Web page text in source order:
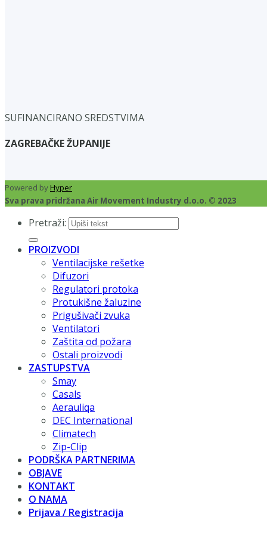
SUFINANCIRANO SREDSTVIMA
ZAGREBAČKE ŽUPANIJE
Powered byHyper
Sva prava pridržana Air Movement Industry d.o.o. © 2023
Pretraži:
PROIZVODI
Ventilacijske rešetke
Difuzori
Regulatori protoka
Protukišne žaluzine
Prigušivači zvuka
Ventilatori
Zaštita od požara
Ostali proizvodi
ZASTUPSTVA
Smay
Casals
Aerauliqa
DEC International
Climatech
Zip-Clip
PODRŠKA PARTNERIMA
OBJAVE
KONTAKT
O NAMA
Prijava / Registracija